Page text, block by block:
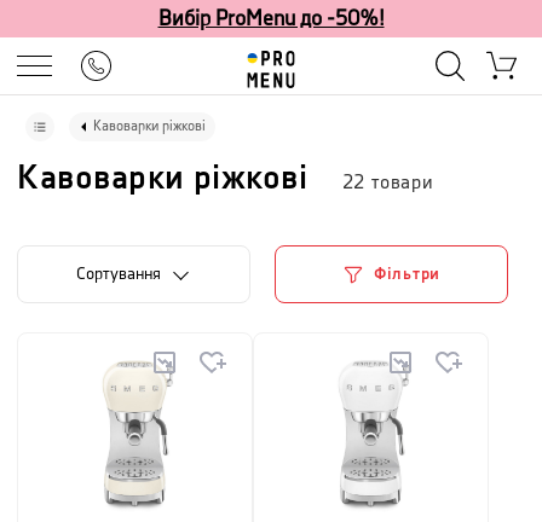
Вибір ProMenu до -50%!
Кавоварки ріжкові
Кавоварки ріжкові 22 товари
Сортування Фільтри